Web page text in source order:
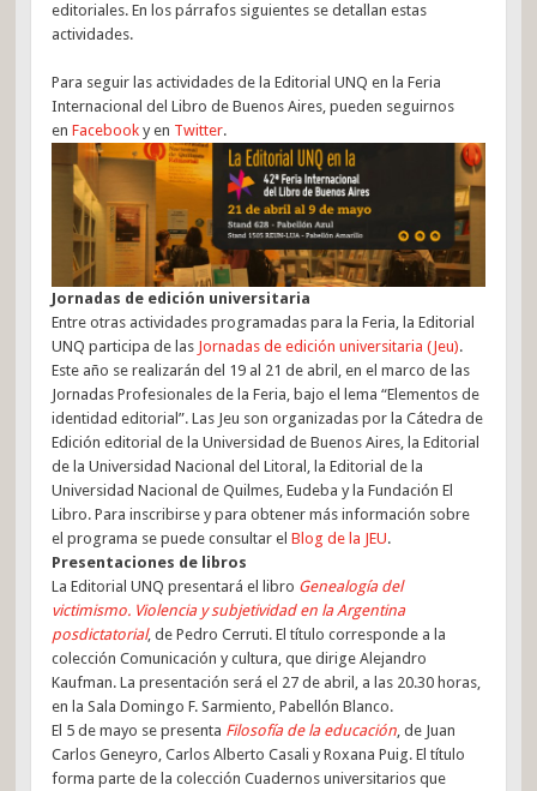
editoriales. En los párrafos siguientes se detallan estas
actividades.
Para seguir las actividades de la Editorial UNQ en la Feria
Internacional del Libro de Buenos Aires, pueden seguirnos
enFacebooky en Twitter.
Jornadas de edición universitaria
Entre otras actividades programadas para la Feria, la Editorial
UNQ participa de las Jornadas de edición universitaria (Jeu).
Este año se realizarán del 19 al 21 de abril, en el marco de las
Jornadas Profesionales de la Feria, bajo el lema “Elementos de
identidad editorial”. Las Jeu son organizadas por la Cátedra de
Edición editorial de la Universidad de Buenos Aires, la Editorial
de la Universidad Nacional del Litoral, la Editorial de la
Universidad Nacional de Quilmes, Eudeba y la Fundación El
Libro. Para inscribirse y para obtener más información sobre
el programa se puede consultar elBlog de la JEU.
Presentaciones de libros
La Editorial UNQ presentará el libro Genealogía del
victimismo. Violencia y subjetividad en la Argentina
posdictatorial, de Pedro Cerruti. El título corresponde a la
colección Comunicación y cultura, que dirige Alejandro
Kaufman. La presentación será el 27 de abril, a las 20.30 horas,
en la Sala Domingo F. Sarmiento, Pabellón Blanco.
El 5 de mayo se presenta Filosofía de la educación , de Juan
Carlos Geneyro, Carlos Alberto Casali y Roxana Puig. El título
forma parte de la colección Cuadernos universitarios que